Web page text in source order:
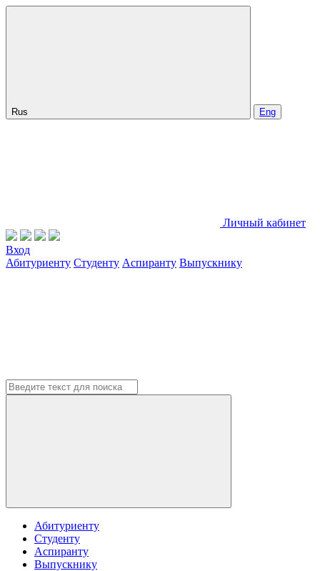
Rus Eng
Личный кабинет
Вход
Абитуриенту Студенту Аспиранту Выпускнику
Абитуриенту
Студенту
Аспиранту
Выпускнику